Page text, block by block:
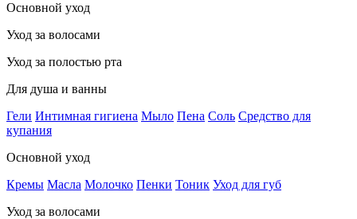
Основной уход
Уход за волосами
Уход за полостью рта
Для душа и ванны
Гели Интимная гигиена Мыло Пена Соль Средство для
купания
Основной уход
Кремы Масла Молочко Пенки Тоник Уход для губ
Уход за волосами